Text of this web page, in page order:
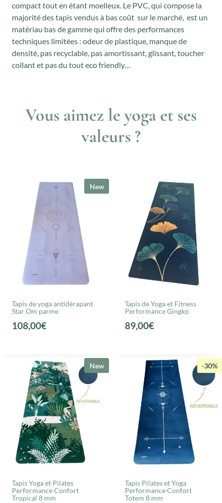
compact tout en étant moelleux. Le PVC, qui compose la
majorité des tapis vendus à bas coût sur le marché, est un
matériau bas de gamme qui offre des performances
techniques limitées : odeur de plastique, manque de
densité, pas recyclable, pas amortissant, glissant, toucher
collant et pas du tout eco friendly…
Vous aimez le yoga et ses
valeurs ?
New
Tapis de yoga antidérapant
Star Om parme
108,00€
Tapis de Yoga et Fitness
Performance Gingko
89,00€
New
Tapis Yoga et Pilates
Performance Confort
Tropical 8 mm
-30%
Tapis Pilates et Yoga
Performance Confort
Totem 8 mm